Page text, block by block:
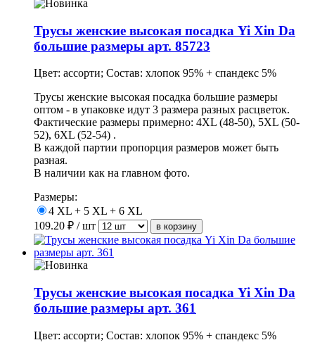
Трусы женские высокая посадка Yi Xin Da
большие размеры арт. 85723
Цвет: ассорти; Состав: хлопок 95% + спандекс 5%
Трусы женские высокая посадка большие размеры
оптом - в упаковке идут 3 размера разных расцветок.
Фактические размеры примерно: 4XL (48-50), 5XL (50-
52), 6XL (52-54) .
В каждой партии пропорция размеров может быть
разная.
В наличии как на главном фото.
Размеры:
4 XL + 5 XL + 6 XL
109.20 ₽ / шт
Трусы женские высокая посадка Yi Xin Da
большие размеры арт. 361
Цвет: ассорти; Состав: хлопок 95% + спандекс 5%